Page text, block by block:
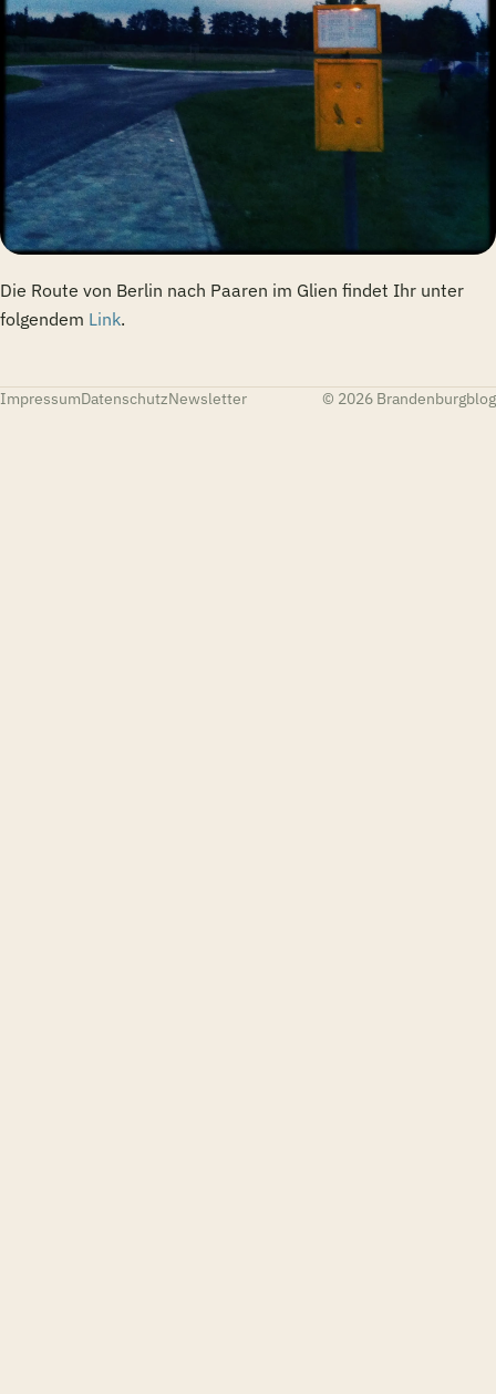
Die Route von Berlin nach Paaren im Glien findet Ihr unter
folgendem Link.
ImpressumDatenschutzNewsletter © 2026 Brandenburgblog